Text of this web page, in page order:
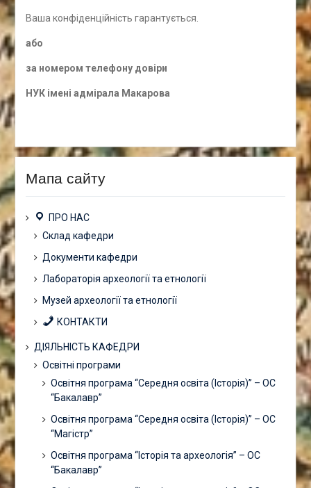
Ваша конфіденційність гарантується.
або
за номером телефону довіри
НУК імені адмірала Макарова
Мапа сайту
ПРО НАС
Склад кафедри
Документи кафедри
Лабораторія археології та етнології
Музей археології та етнології
КОНТАКТИ
ДІЯЛЬНІСТЬ КАФЕДРИ
Освітні програми
Освітня програма “Середня освіта (Історія)” – ОС
“Бакалавр”
Освітня програма “Середня освіта (Історія)” – ОС
“Магістр”
Освітня програма “Історія та археологія” – ОС
“Бакалавр”